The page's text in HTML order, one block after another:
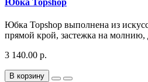
Юбка Topshop
Юбка Topshop выполнена из
прямой крой, застежка на молнию,
3 140.00 р.
В корзину